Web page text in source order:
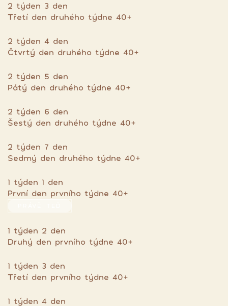
2 týden 3 den
Třetí den druhého týdne 40+
2 týden 4 den
Čtvrtý den druhého týdne 40+
2 týden 5 den
Pátý den druhého týdne 40+
2 týden 6 den
Šestý den druhého týdne 40+
2 týden 7 den
Sedmý den druhého týdne 40+
1 týden 1 den
První den prvního týdne 40+
1 týden 2 den
Druhý den prvního týdne 40+
1 týden 3 den
Třetí den prvního týdne 40+
1 týden 4 den